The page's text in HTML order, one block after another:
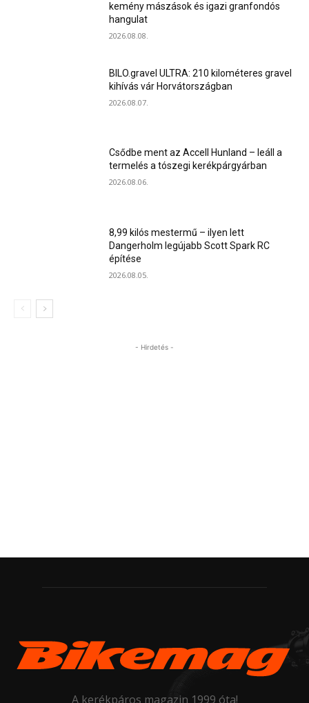
kemény mászások és igazi granfondós
hangulat
2026.08.08.
BILO.gravel ULTRA: 210 kilométeres gravel
kihívás vár Horvátországban
2026.08.07.
Csődbe ment az Accell Hunland – leáll a
termelés a tószegi kerékpárgyárban
2026.08.06.
8,99 kilós mestermű – ilyen lett
Dangerholm legújabb Scott Spark RC
építése
2026.08.05.
- Hirdetés -
A kerékpáros magazin 1999 óta!